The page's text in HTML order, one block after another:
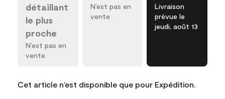
détaillant
le plus
proche
N’est pas en
vente
N’est pas en
vente
Livraison
prévue le
jeudi, août 13
Cet article n’est disponible que pour Expédition.